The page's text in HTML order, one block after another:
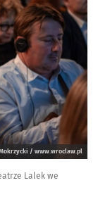
/ www.wroclaw.pl
Lalek we